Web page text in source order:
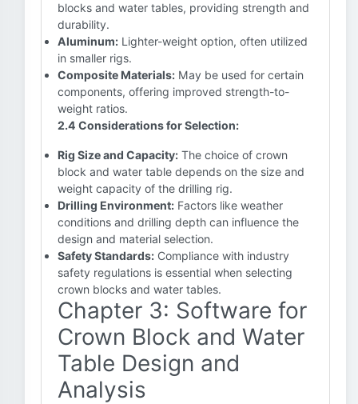
blocks and water tables, providing strength and
durability.
Aluminum: Lighter-weight option, often utilized
in smaller rigs.
Composite Materials: May be used for certain
components, offering improved strength-to-
weight ratios.
2.4 Considerations for Selection:
Rig Size and Capacity: The choice of crown
block and water table depends on the size and
weight capacity of the drilling rig.
Drilling Environment: Factors like weather
conditions and drilling depth can influence the
design and material selection.
Safety Standards: Compliance with industry
safety regulations is essential when selecting
crown blocks and water tables.
Chapter 3: Software for
Crown Block and Water
Table Design and
Analysis